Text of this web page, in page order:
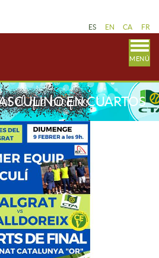
ES EN CA FR
MENÚ
EN CUARTOS